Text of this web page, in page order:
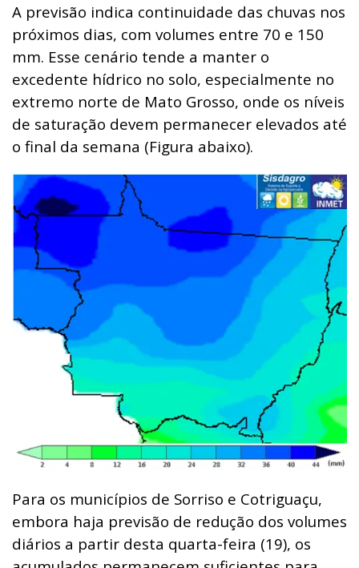
A previsão indica continuidade das chuvas nos
próximos dias, com volumes entre 70 e 150
mm. Esse cenário tende a manter o
excedente hídrico no solo, especialmente no
extremo norte de Mato Grosso, onde os níveis
de saturação devem permanecer elevados até
o final da semana (Figura abaixo).
Para os municípios de Sorriso e Cotriguaçu,
embora haja previsão de redução dos volumes
diários a partir desta quarta-feira (19), os